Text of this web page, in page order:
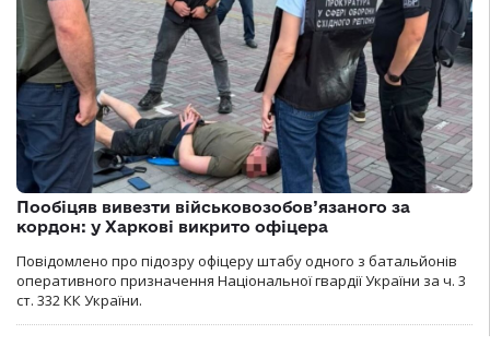
Пообіцяв вивезти військовозобов’язаного за
кордон: у Харкові викрито офіцера
Повідомлено про підозру офіцеру штабу одного з батальйонів
оперативного призначення Національної гвардії України за ч. 3
ст. 332 КК України.